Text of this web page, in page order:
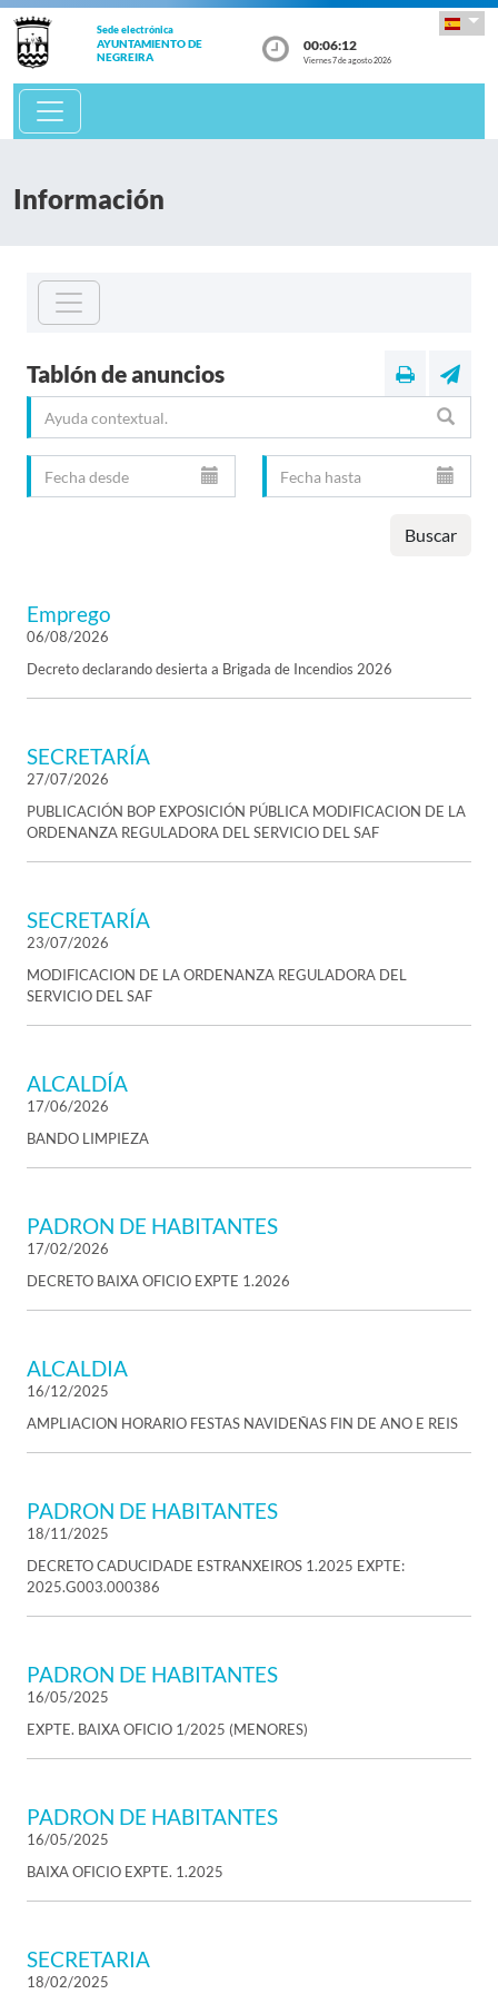
Sede electrónica
AYUNTAMIENTO DE
NEGREIRA
00:06:13
Viernes 7 de agosto 2026
Información
Tablón de anuncios
Buscar
Emprego
06/08/2026
Decreto declarando desierta a Brigada de Incendios 2026
SECRETARÍA
27/07/2026
PUBLICACIÓN BOP EXPOSICIÓN PÚBLICA MODIFICACION DE LA
ORDENANZA REGULADORA DEL SERVICIO DEL SAF
SECRETARÍA
23/07/2026
MODIFICACION DE LA ORDENANZA REGULADORA DEL
SERVICIO DEL SAF
ALCALDÍA
17/06/2026
BANDO LIMPIEZA
PADRON DE HABITANTES
17/02/2026
DECRETO BAIXA OFICIO EXPTE 1.2026
ALCALDIA
16/12/2025
AMPLIACION HORARIO FESTAS NAVIDEÑAS FIN DE ANO E REIS
PADRON DE HABITANTES
18/11/2025
DECRETO CADUCIDADE ESTRANXEIROS 1.2025 EXPTE:
2025.G003.000386
PADRON DE HABITANTES
16/05/2025
EXPTE. BAIXA OFICIO 1/2025 (MENORES)
PADRON DE HABITANTES
16/05/2025
BAIXA OFICIO EXPTE. 1.2025
SECRETARIA
18/02/2025